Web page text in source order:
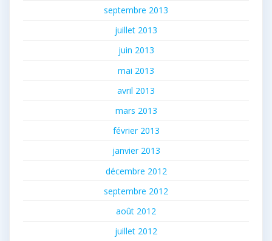
septembre 2013
juillet 2013
juin 2013
mai 2013
avril 2013
mars 2013
février 2013
janvier 2013
décembre 2012
septembre 2012
août 2012
juillet 2012